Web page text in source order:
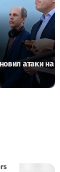
атаки на